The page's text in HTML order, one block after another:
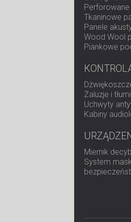
Perforowane
Tkaninowe
Panele
Wood Wool
Piankowe
Żaluzje i
Uchwyty
Kabiny
Miernik
System